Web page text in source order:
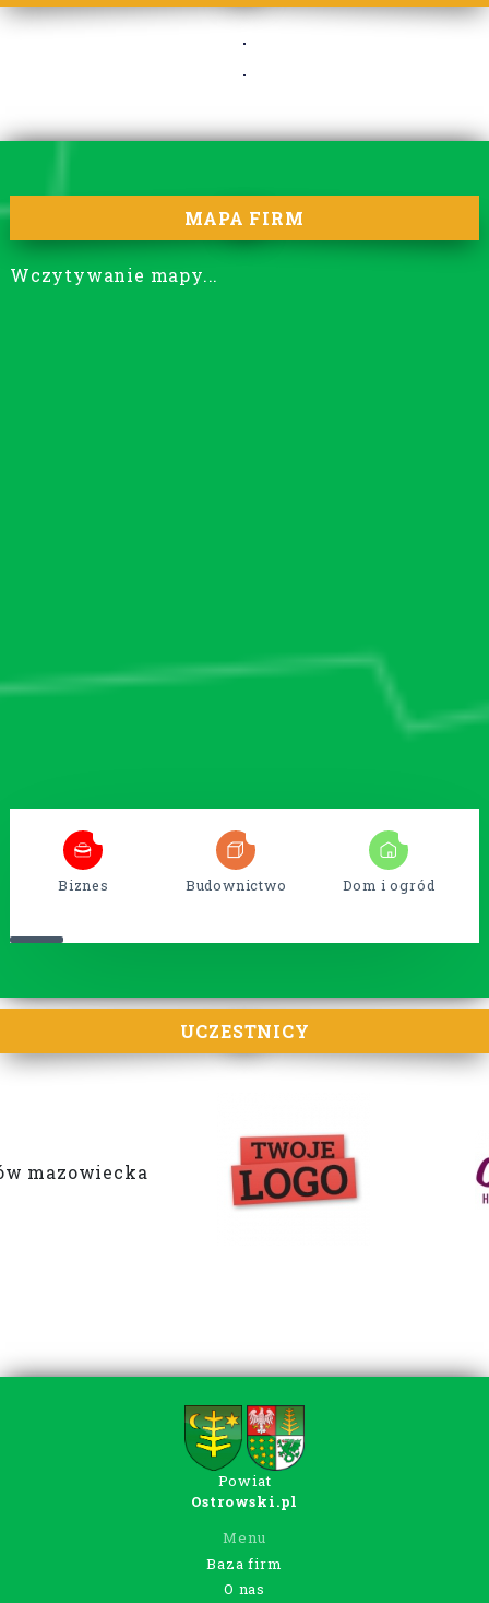
MAPA FIRM
Wczytywanie mapy...
Biznes Budownictwo Dom i ogród
UCZESTNICY
Powiat
Ostrowski.pl
Menu
Baza firm
O nas